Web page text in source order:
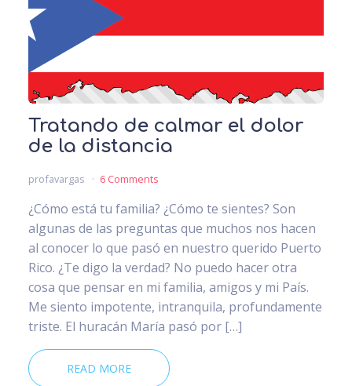
Tratando de calmar el dolor
de la distancia
profavargas 6 Comments
¿Cómo está tu familia? ¿Cómo te sientes? Son
algunas de las preguntas que muchos nos hacen
al conocer lo que pasó en nuestro querido Puerto
Rico. ¿Te digo la verdad? No puedo hacer otra
cosa que pensar en mi familia, amigos y mi País.
Me siento impotente, intranquila, profundamente
triste. El huracán María pasó por […]
READ MORE